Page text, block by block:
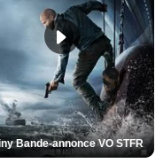
Bande-annonce VO STFR